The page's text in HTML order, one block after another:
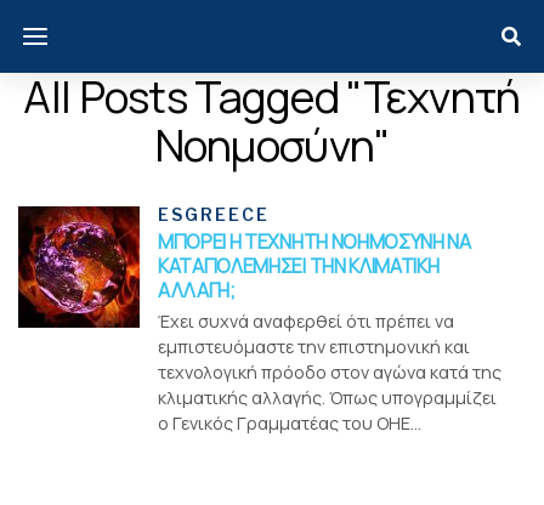
All Posts Tagged "τεχνητή
Νοημοσύνη"
ESGREECE
ΜΠΟΡΕΙ Η ΤΕΧΝΗΤΗ ΝΟΗΜΟΣΥΝΗ ΝΑ
ΚΑΤΑΠΟΛΕΜΗΣΕΙ ΤΗΝ ΚΛΙΜΑΤΙΚΗ
ΑΛΛΑΓΗ;
Έχει συχνά αναφερθεί ότι πρέπει να
εμπιστευόμαστε την επιστημονική και
τεχνολογική πρόοδο στον αγώνα κατά της
κλιματικής αλλαγής. Όπως υπογραμμίζει
ο Γενικός Γραμματέας του ΟΗΕ...